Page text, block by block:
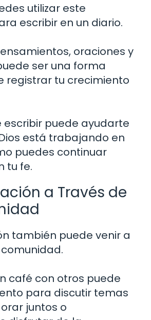
utilizar este
escribir en un diario.
oraciones y
ser una forma
registrar tu crecimiento
escribir puede ayudarte
está trabajando en
puedes continuar
tu fe.
a Través de
también puede venir a
café con otros puede
para discutir temas
juntos o